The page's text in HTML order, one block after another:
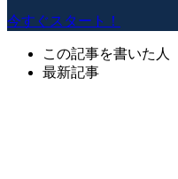
今すぐスタート！
この記事を書いた人
最新記事